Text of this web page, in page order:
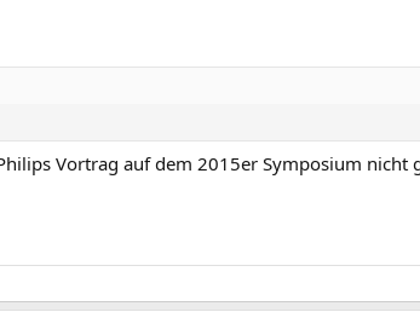
Vortrag auf dem 2015er Symposium nicht